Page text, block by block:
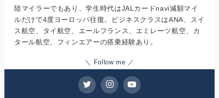
陸マイラーでもあり、学生時代はJALカードnavi減額マイ
ルだけで4度ヨーロッパ往復。ビジネスクラスはANA、スイ
ス航空、タイ航空、エールフランス、エミレーツ航空、カ
タール航空、フィンエアーの搭乗経験あり。
＼ Follow me ／